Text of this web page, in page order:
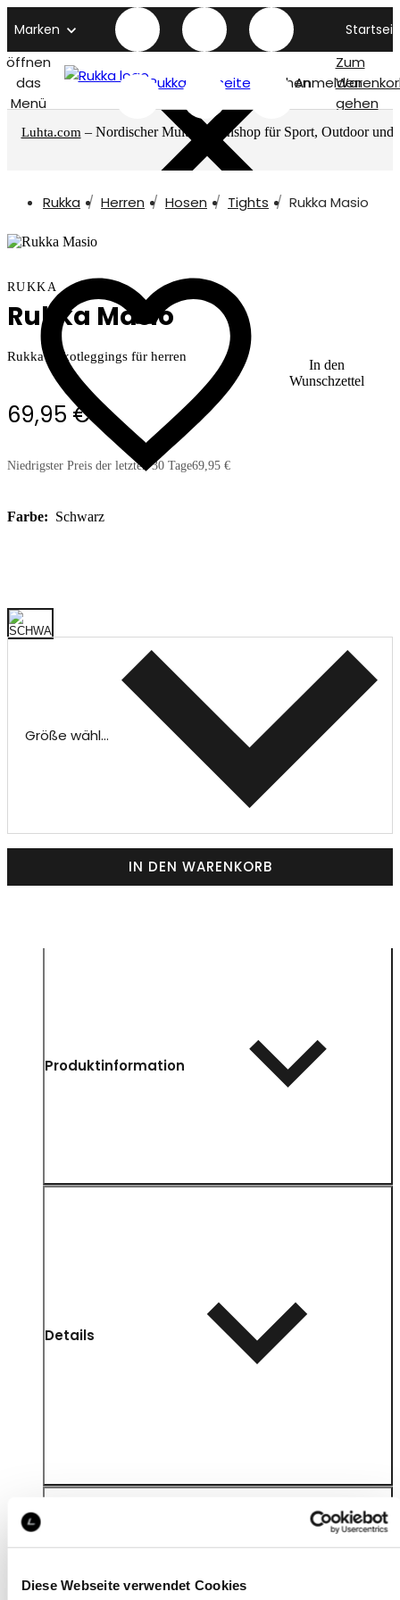
Diese Webseite verwendet Cookies
Marken
öffnen
das
Menü
Rukka titelseite SuchenAnmelden
Zum
gehen
Luhta.com – Nordischer Multimarkenshop für Sport, Outdoor und
Rukka Herren Hosen Tights Rukka Masio
In den
Wunschzettel
RUKKA
Rukka Masio
Rukka Trikotleggings für herren
69,95 €
Niedrigster Preis der letzten 30 Tage69,95 €
Farbe: Schwarz
Größe wählen
IN DEN WARENKORB
Produktinformation
Details